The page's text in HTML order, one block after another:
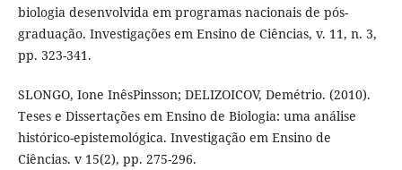
biologia desenvolvida em programas nacionais de pós-
graduação. Investigações em Ensino de Ciências, v. 11, n. 3,
pp. 323-341.
SLONGO, Ione InêsPinsson; DELIZOICOV, Demétrio. (2010).
Teses e Dissertações em Ensino de Biologia: uma análise
histórico-epistemológica. Investigação em Ensino de
Ciências. v 15(2), pp. 275-296.